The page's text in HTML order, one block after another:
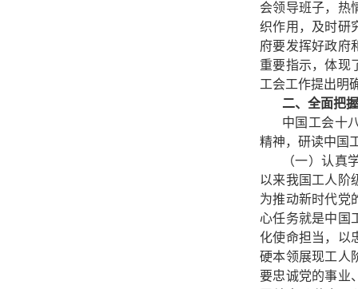
会领导班子，热
织作用，及时研
府要发挥好政府
重要指示，体现
工会工作提出明
二、全面把
中国工会十
精神，研读中国
（一）认真
以来我国工人阶
为推动新时代党
心任务就是中国
化使命担当，以
硬本领展现工人
要忠诚党的事业